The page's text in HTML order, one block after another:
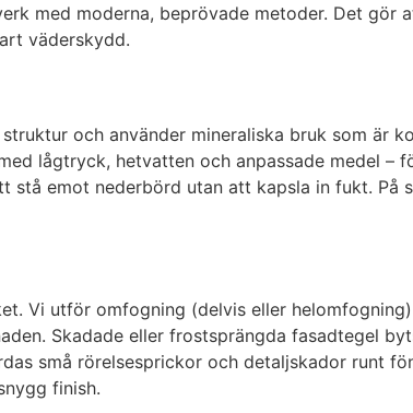
med moderna, beprövade metoder. Det gör
väderskydd.
och använder mineraliska bruk som är
lågtryck, hetvatten och anpassade medel –
stå emot nederbörd utan att kapsla in fukt. På
Vi utför omfogning (delvis eller
Skadade eller frostsprängda fasadtegel
små rörelsesprickor och detaljskador runt
finish.